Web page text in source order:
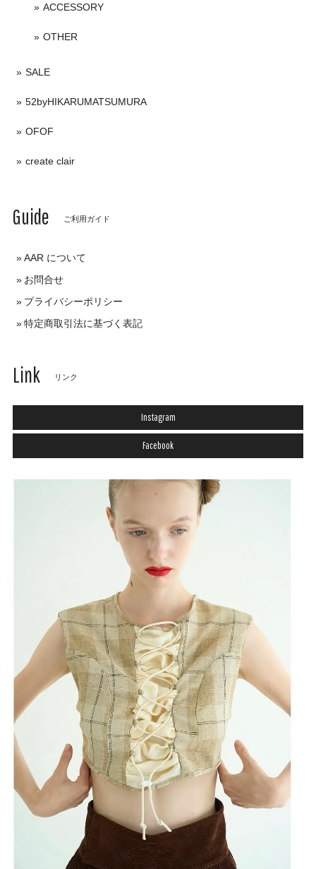
ACCESSORY
OTHER
SALE
52byHIKARUMATSUMURA
OFOF
create clair
Guide ご利用ガイド
AAR について
お問合せ
プライバシーポリシー
特定商取引法に基づく表記
Link リンク
Instagram
Facebook